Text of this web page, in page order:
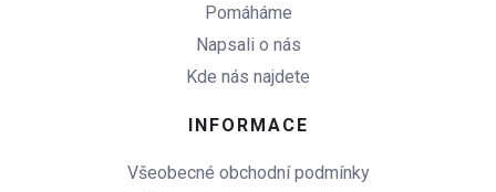
Pomáháme
Napsali o nás
Kde nás najdete
INFORMACE
Všeobecné obchodní podmínky